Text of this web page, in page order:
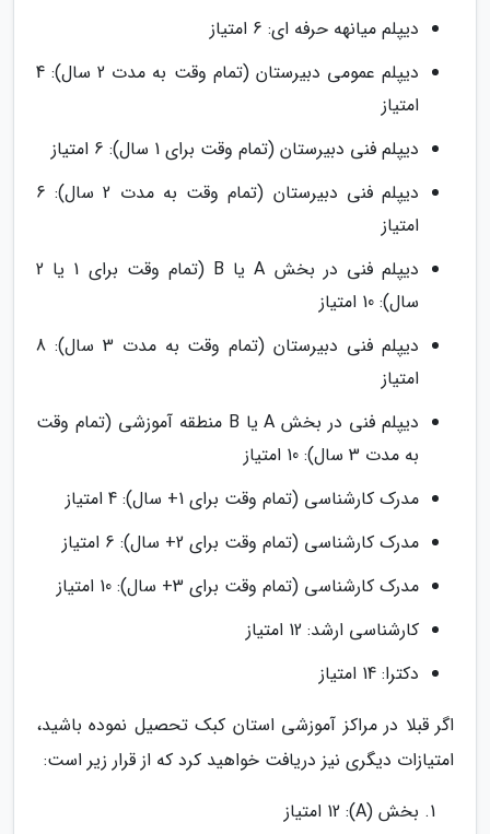
دیپلم میانهه حرفه ای: 6 امتیاز
دیپلم عمومی دبیرستان (تمام وقت به مدت 2 سال): 4
امتیاز
دیپلم فنی دبیرستان (تمام وقت برای 1 سال): 6 امتیاز
دیپلم فنی دبیرستان (تمام وقت به مدت 2 سال): 6
امتیاز
دیپلم فنی در بخش A یا B (تمام وقت برای 1 یا 2
سال): 10 امتیاز
دیپلم فنی دبیرستان (تمام وقت به مدت 3 سال): 8
امتیاز
دیپلم فنی در بخش A یا B منطقه آموزشی (تمام وقت
به مدت 3 سال): 10 امتیاز
مدرک کارشناسی (تمام وقت برای 1+ سال): 4 امتیاز
مدرک کارشناسی (تمام وقت برای 2+ سال): 6 امتیاز
مدرک کارشناسی (تمام وقت برای 3+ سال): 10 امتیاز
کارشناسی ارشد: 12 امتیاز
دکترا: 14 امتیاز
اگر قبلا در مراکز آموزشی استان کبک تحصیل نموده باشید،
امتیازات دیگری نیز دریافت خواهید کرد که از قرار زیر است:
بخش (A): 12 امتیاز